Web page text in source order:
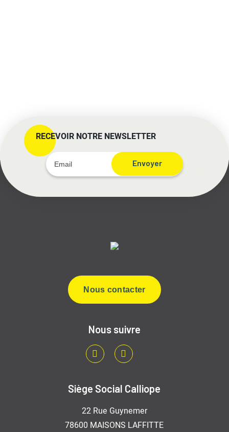
RECEVOIR NOTRE NEWSLETTER
Envoyer
Nous contacter
Nous suivre
LinkedInYoutube
Siège Social Calliope
22 Rue Guynemer
78600 MAISONS LAFFITTE